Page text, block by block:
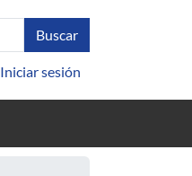
Iniciar sesión